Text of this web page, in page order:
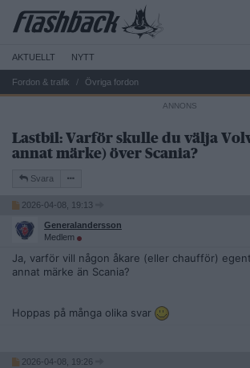
AKTUELLT NYTT
Fordon & trafik Övriga fordon
Lastbil: Varför skulle du välja
annat märke) över Scania?
Svara
2026-04-08, 19:13
Generalandersson
Medlem
Ja, varför vill någon åkare (eller chaufför)
annat märke än Scania?
Hoppas på många olika svar
2026-04-08, 19:26